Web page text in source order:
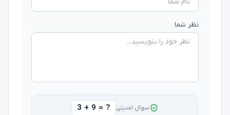
نظر شما
سوال امنیتی 3 + 9 = ?